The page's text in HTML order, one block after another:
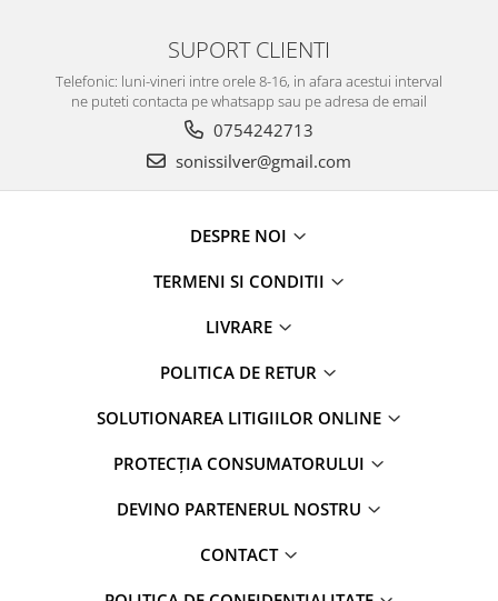
SUPORT CLIENTI
Telefonic: luni-vineri intre orele 8-16, in afara acestui interval
ne puteti contacta pe whatsapp sau pe adresa de email
0754242713
sonissilver@gmail.com
DESPRE NOI
TERMENI SI CONDITII
LIVRARE
POLITICA DE RETUR
SOLUTIONAREA LITIGIILOR ONLINE
PROTECȚIA CONSUMATORULUI
DEVINO PARTENERUL NOSTRU
CONTACT